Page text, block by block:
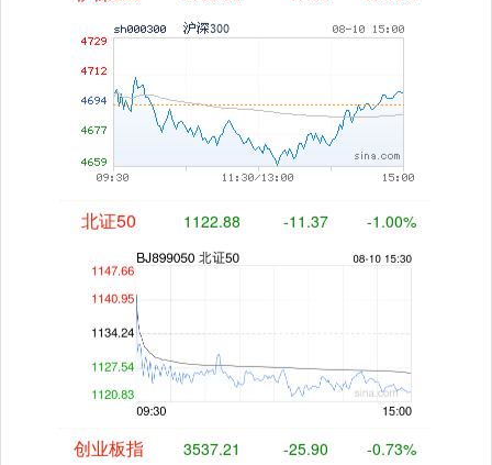
北证50 1122.88 -11.37 -1.00%
创业板指 -0.73%